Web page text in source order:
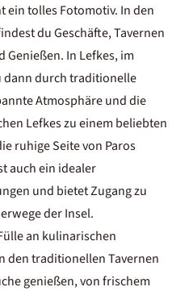
ein tolles Fotomotiv. In den
du Geschäfte, Tavernen
Genießen. In Lefkes, im
dann durch traditionelle
Atmosphäre und die
Lefkes zu einem beliebten
ruhige Seite von Paros
auch ein idealer
und bietet Zugang zu
der Insel.
an kulinarischen
den traditionellen Tavernen
genießen, von frischem